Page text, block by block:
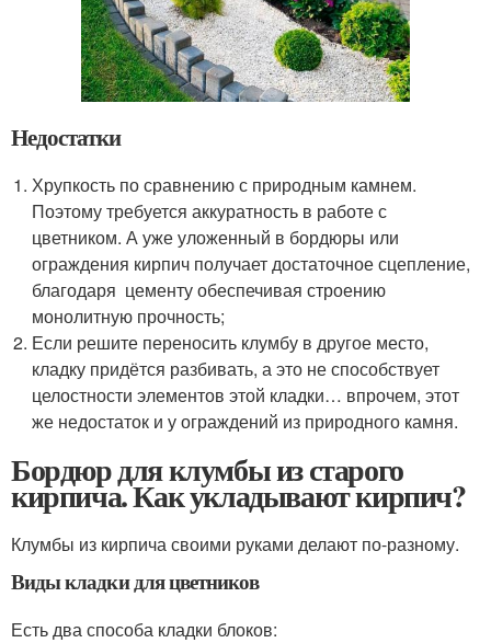
Недостатки
Хрупкость по сравнению с природным камнем.
Поэтому требуется аккуратность в работе с
цветником. А уже уложенный в бордюры или
ограждения кирпич получает достаточное сцепление,
благодаря цементу обеспечивая строению
монолитную прочность;
Если решите переносить клумбу в другое место,
кладку придётся разбивать, а это не способствует
целостности элементов этой кладки… впрочем, этот
же недостаток и у ограждений из природного камня.
Бордюр для клумбы из старого
кирпича. Как укладывают кирпич?
Клумбы из кирпича своими руками делают по-разному.
Виды кладки для цветников
Есть два способа кладки блоков: